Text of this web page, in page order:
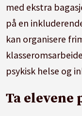
med ekstra
på en
kan organisere
psykisk helse og
Ta elevene